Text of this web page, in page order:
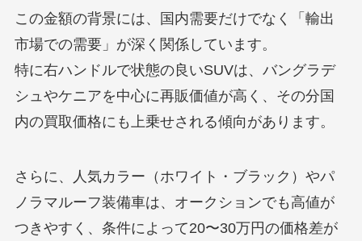
この金額の背景には、国内需要だけでなく「輸出
市場での需要」が深く関係しています。
特に右ハンドルで状態の良いSUVは、バングラデ
シュやケニアを中心に再販価値が高く、その分国
内の買取価格にも上乗せされる傾向があります。
さらに、人気カラー（ホワイト・ブラック）やパ
ノラマルーフ装備車は、オークションでも高値が
つきやすく、条件によって20〜30万円の価格差が